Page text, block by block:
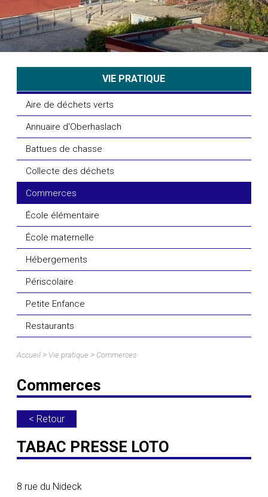
VIE PRATIQUE
Aire de déchets verts
Annuaire d'Oberhaslach
Battues de chasse
Collecte des déchets
Commerces
École élémentaire
École maternelle
Hébergements
Périscolaire
Petite Enfance
Restaurants
Accueil > Vie pratique > Commerces
Commerces
< Retour
TABAC PRESSE LOTO
8 rue du Nideck